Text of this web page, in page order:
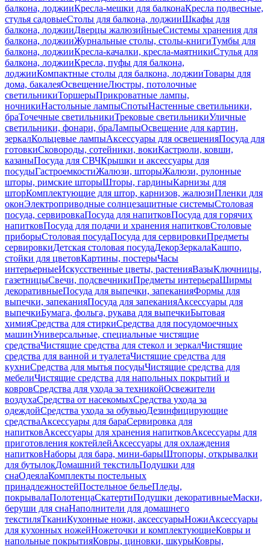
балкона, лоджииКресла-мешки для балконаКресла подвесные,
стулья садовыеСтолы для балкона, лоджииШкафы для
балкона, лоджииДверцы жалюзийныеСистемы хранения для
балкона, лоджииЖурнальные столы, столы-книгиТумбы для
балкона, лоджииКресла-качалки, кресла-маятникиСтулья для
балкона, лоджииКресла, пуфы для балкона,
лоджииКомпактные столы для балкона, лоджииТовары для
дома, бакалеяОсвещениеЛюстры, потолочные
светильникиТоршерыПрикроватные лампы,
ночникиНастольные лампыСпотыНастенные светильники,
браТочечные светильникиТрековые светильникиУличные
светильники, фонари, браЛампыОсвещение для картин,
зеркалКольцевые лампыАксессуары для освещенияПосуда для
готовкиСковороды, сотейники, вокиКастрюли, ковши,
казаныПосуда для СВЧКрышки и аксессуары для
посудыГастроемкостиЖалюзи, шторыЖалюзи, рулонные
шторы, римские шторыШторы, гардиныКарнизы для
шторКомплектующие для штор, карнизов, жалюзиПленки для
оконЭлектроприводные солнцезащитные системыСтоловая
посуда, сервировкаПосуда для напитковПосуда для горячих
напитковПосуда для подачи и хранения напитковСтоловые
приборыСтоловая посудаПосуда для сервировкиПредметы
сервировкиДетская столовая посудаДекорЗеркалаКашпо,
стойки для цветовКартины, постерыЧасы
интерьерныеИскусственные цветы, растенияВазыКлючницы,
газетницыСвечи, подсвечникиПредметы интерьераШирмы
декоративныеПосуда для выпечки, запеканияФормы для
выпечки, запеканияПосуда для запеканияАксессуары для
выпечкиБумага, фольга, рукава для выпечкиБытовая
химияСредства для стиркиСредства для посудомоечных
машинУниверсальные, специальные чистящие
средстваЧистящие средства для стекол и зеркалЧистящие
средства для ванной и туалетаЧистящие средства для
кухниСредства для мытья посудыЧистящие средства для
мебелиЧистящие средства для напольных покрытий и
ковровСредства для ухода за техникойОсвежители
воздухаСредства от насекомыхСредства ухода за
одеждойСредства ухода за обувьюДезинфицирующие
средстваАксессуары для бараСервировка для
напитковАксессуары для хранения напитковАксессуары для
приготовления коктейлейАксессуары для охлаждения
напитковНаборы для бара, мини-барыШтопоры, открывалки
для бутылокДомашний текстильПодушки для
снаОдеялаКомплекты постельных
принадлежностейПостельное бельеПледы,
покрывалаПолотенцаСкатертиПодушки декоративныеМаски,
беруши для снаНаполнители для домашнего
текстиляТканиКухонные ножи, аксессуарыНожиАксессуары
для кухонных ножейНожеточки и комплектующиеКовры и
напольные покрытияКовры, циновки, шкурыКовры,